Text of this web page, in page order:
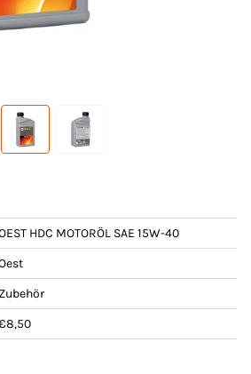
HDC MOTORÖL SAE 15W-40
Zubehör